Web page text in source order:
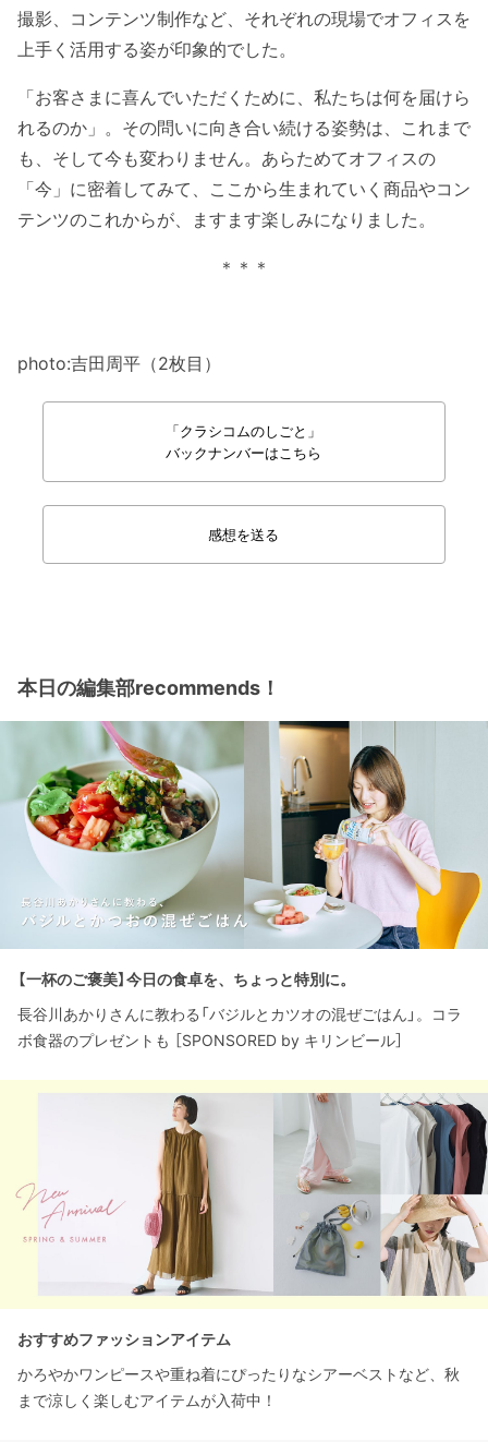
撮影、コンテンツ制作など、それぞれの現場でオフィスを
上手く活用する姿が印象的でした。
「お客さまに喜んでいただくために、私たちは何を届けら
れるのか」。その問いに向き合い続ける姿勢は、これまで
も、そして今も変わりません。あらためてオフィスの
「今」に密着してみて、ここから生まれていく商品やコン
テンツのこれからが、ますます楽しみになりました。
＊＊＊
photo:吉田周平（2枚目）
「クラシコムのしごと」
バックナンバーはこちら
感想を送る
本日の編集部recommends！
【一杯のご褒美】今日の食卓を、ちょっと特別に。
長谷川あかりさんに教わる「バジルとカツオの混ぜごはん」。コラ
ボ食器のプレゼントも ［SPONSORED by キリンビール］
おすすめファッションアイテム
かろやかワンピースや重ね着にぴったりなシアーベストなど、秋
まで涼しく楽しむアイテムが入荷中！